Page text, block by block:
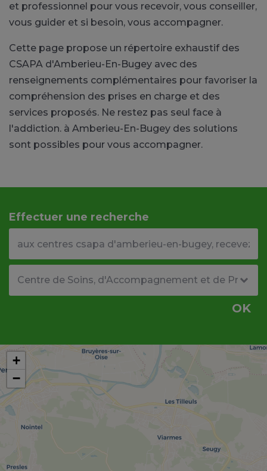
et professionnel pour vous recevoir, vous conseiller,
vous guider et si besoin, vous accompagner.
Cette page propose un répertoire exhaustif des
CSAPA d'Amberieu-En-Bugey avec des
renseignements complémentaires pour favoriser la
compréhension des prises en charge et des
services proposés. Ne restez pas seul face à
l'addiction. à Amberieu-En-Bugey des solutions
sont possibles pour vous accompagner.
Effectuer une recherche
OK
+
−